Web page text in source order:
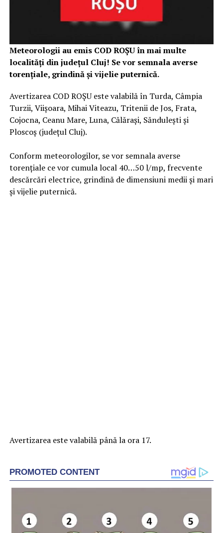
Meteorologii au emis COD ROȘU în mai multe
localități din județul Cluj! Se vor semnala averse
torențiale, grindină și vijelie puternică.
Avertizarea COD ROȘU este valabilă în Turda, Câmpia
Turzii, Viișoara, Mihai Viteazu, Tritenii de Jos, Frata,
Cojocna, Ceanu Mare, Luna, Călărași, Săndulești și
Ploscoș (județul Cluj).
Conform meteorologilor, se vor semnala averse
torențiale ce vor cumula local 40…50 l/mp, frecvente
descărcări electrice, grindină de dimensiuni medii și mari
și vijelie puternică.
Avertizarea este valabilă până la ora 17.